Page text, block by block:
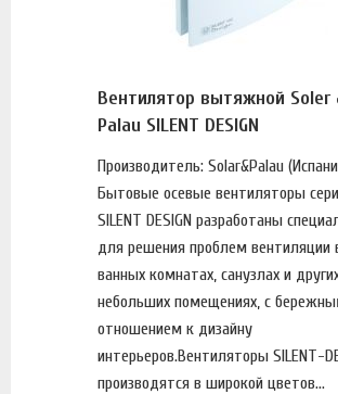
Вентилятор вытяжной Soler
Palau SILENT DESIGN
Производитель: Solar&Palau
Бытовые осевые вентиляторы
SILENT DESIGN разработаны
для решения проблем вентиляции
ванных комнатах, санузлах и
небольших помещениях, с
отношением к дизайну
интерьеров.Вентиляторы SILENT-
производятся в широкой цветов...